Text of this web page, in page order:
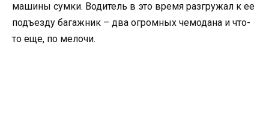
машины сумки. Водитель в это время разгружал к ее
подъезду багажник – два огромных чемодана и что-
то еще, по мелочи.